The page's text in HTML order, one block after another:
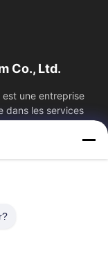
Co., Ltd.
une entreprise
dans les services
Nous
La Qualité